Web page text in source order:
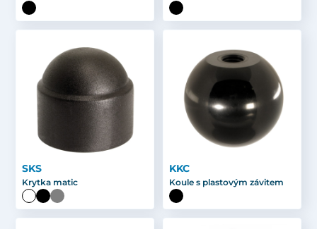
SKS
Krytka matic
KKC
Koule s plastovým závitem